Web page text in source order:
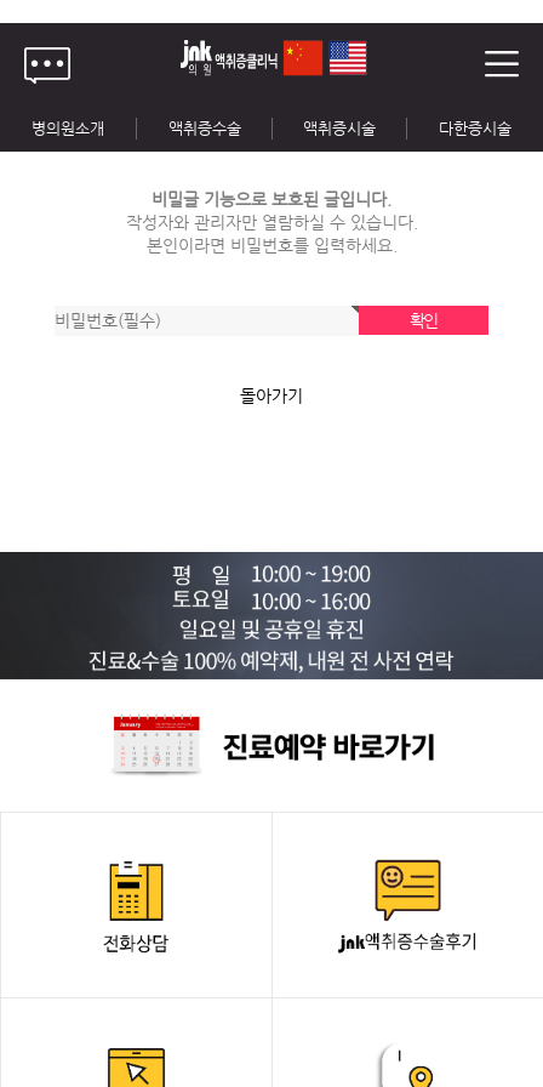
병의원소개 액취증수술 액취증시술 다한증시술
비밀글 기능으로 보호된 글입니다.
작성자와 관리자만 열람하실 수 있습니다.
본인이라면 비밀번호를 입력하세요.
돌아가기